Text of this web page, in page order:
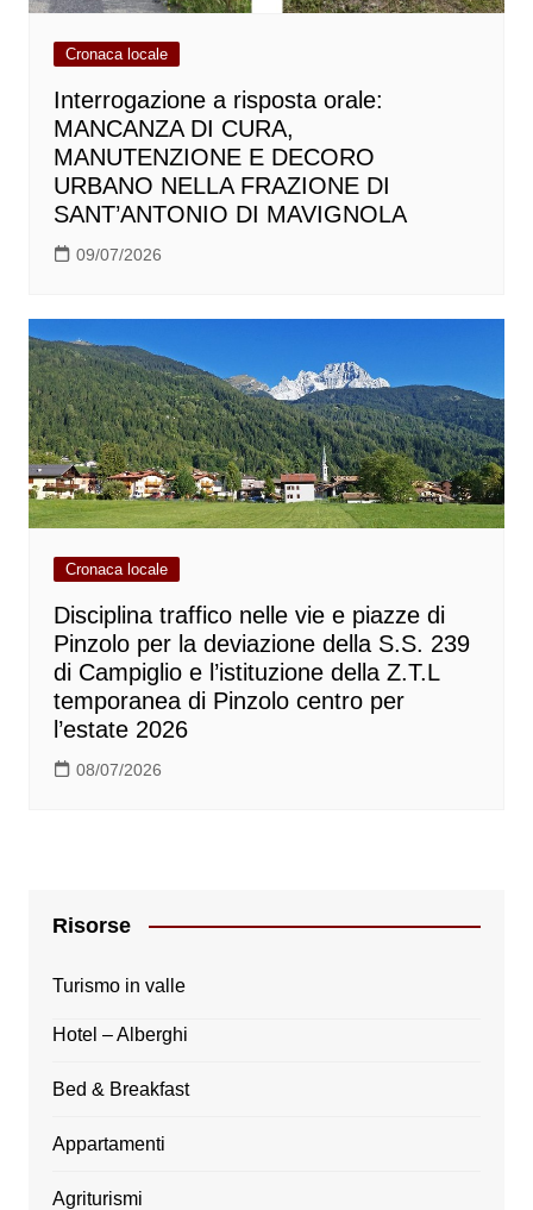
Cronaca locale
Interrogazione a risposta orale:
MANCANZA DI CURA,
MANUTENZIONE E DECORO
URBANO NELLA FRAZIONE DI
SANT’ANTONIO DI MAVIGNOLA
09/07/2026
Cronaca locale
Disciplina traffico nelle vie e piazze di
Pinzolo per la deviazione della S.S. 239
di Campiglio e l’istituzione della Z.T.L
temporanea di Pinzolo centro per
l’estate 2026
08/07/2026
Risorse
Turismo in valle
Hotel – Alberghi
Bed & Breakfast
Appartamenti
Agriturismi